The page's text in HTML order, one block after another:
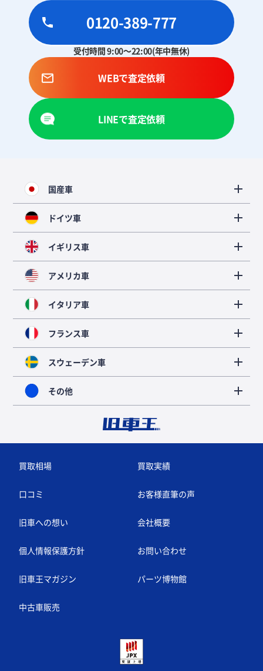
0120-389-777
受付時間 9:00～22:00(年中無休)
WEBで査定依頼
LINEで査定依頼
国産車
ドイツ車
イギリス車
アメリカ車
イタリア車
フランス車
スウェーデン車
その他
買取相場 買取実績
口コミ お客様直筆の声
旧車への想い 会社概要
個人情報保護方針 お問い合わせ
旧車王マガジン パーツ博物館
中古車販売